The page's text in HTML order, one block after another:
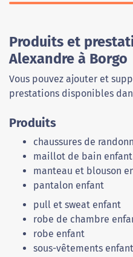
Produits et
Alexandre à Borgo
Vous pouvez ajouter et
prestations disponibles
Produits
chaussures de
maillot de bain enfant
manteau et blouson
pantalon enfant
pull et sweat enfant
robe de chambre
robe enfant
sous-vêtements